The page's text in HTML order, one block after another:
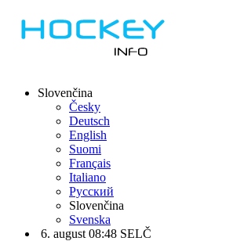
Slovenčina
Česky
Deutsch
English
Suomi
Français
Italiano
Русский
Slovenčina
Svenska
6. august 08:48 SELČ